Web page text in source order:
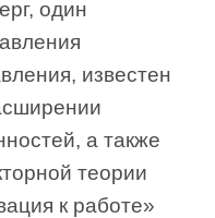
один
известен
а также
теории
к работе»